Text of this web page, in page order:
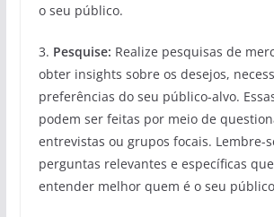
o seu público.
3. Pesquise: Realize pesquisas de
obter insights sobre os desejos,
preferências do seu público-alvo.
podem ser feitas por meio de
entrevistas ou grupos focais. Lembre-
perguntas relevantes e específicas
entender melhor quem é o seu